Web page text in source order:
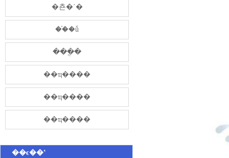
�쵼�´�
��֯�ṹ
���̷ֲ�
��ҵ����
��ҵ����
��ҵ����
��ϵ��ʽ